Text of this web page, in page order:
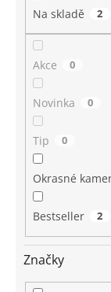
Na skladě 2
Akce 0
Novinka 0
Tip 0
Okrasné
Bestseller 2
Značky